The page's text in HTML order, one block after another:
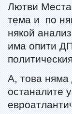
Лютви
тема и по
някой
има опити
А, това няма
останалите